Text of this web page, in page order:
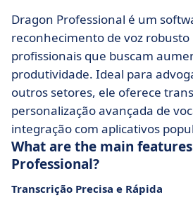
Dragon Professional é um
reconhecimento de voz
profissionais que buscam
produtividade. Ideal para
outros setores, ele oferece
personalização avançada de
integração com aplicativos
What are the main
Professional?
Transcrição Precisa e Rápida